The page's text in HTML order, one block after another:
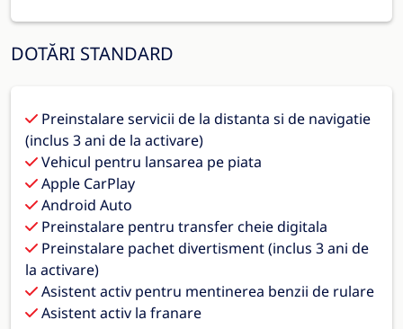
DOTĂRI STANDARD
Preinstalare servicii de la distanta si de navigatie
(inclus 3 ani de la activare)
Vehicul pentru lansarea pe piata
Apple CarPlay
Android Auto
Preinstalare pentru transfer cheie digitala
Preinstalare pachet divertisment (inclus 3 ani de
la activare)
Asistent activ pentru mentinerea benzii de rulare
Asistent activ la franare